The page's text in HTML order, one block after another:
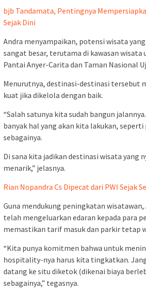
bjb Tandamata, Pentingnya
Sejak Dini
Andra menyampaikan, potensi wisata
sangat besar, terutama di kawasan wisata
Pantai Anyer-Carita dan Taman Nasional
Menurutnya, destinasi-destinasi tersebut
kuat jika dikelola dengan baik.
“Salah satunya kita sudah bangun
banyak hal yang akan kita lakukan,
sebagainya.
Di sana kita jadikan destinasi wisata yang
menarik,” jelasnya.
Rian Nopandra Cs Dipecat dari PWI Sejak
Guna mendukung peningkatan wisatawan,
telah mengeluarkan edaran kepada para
memastikan tarif masuk dan parkir tetap
“Kita punya komitmen bahwa untuk
hospitality-nya harus kita tingkatkan.
datang ke situ diketok (dikenai biaya
sebagainya,” tegasnya.